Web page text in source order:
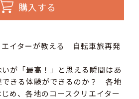
購入する
イターが教える 自転車旅再発
が「最高！」と思える瞬間はあ
できる体験ができるのか？ 各地
め、各地のコースクリエイター